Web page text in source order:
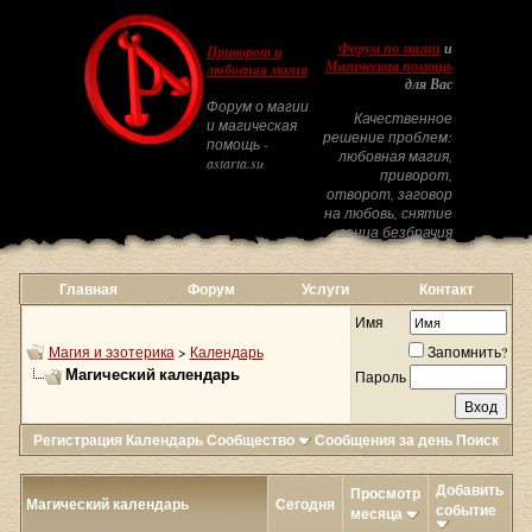
Приворот и
любовная магия
Форум о магии
и магическая
помощь -
astarta.su
Форум по магиии
Магическая помощь
для Вас
Качественное
решение проблем:
любовная магия,
приворот,
отворот, заговор
на любовь, снятие
венца безбрачия
Главная Форум Услуги Контакт
Магия и эзотерика > Календарь
Магический календарь
Имя
Запомнить?
Пароль
Регистрация КалендарьСообщество Сообщения за день Поиск
Магический календарь Сегодня
Просмотр
месяца
Добавить
событие